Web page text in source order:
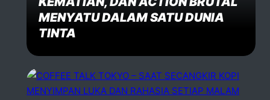
MENYATU DALAM SATU DUNIA
TINTA